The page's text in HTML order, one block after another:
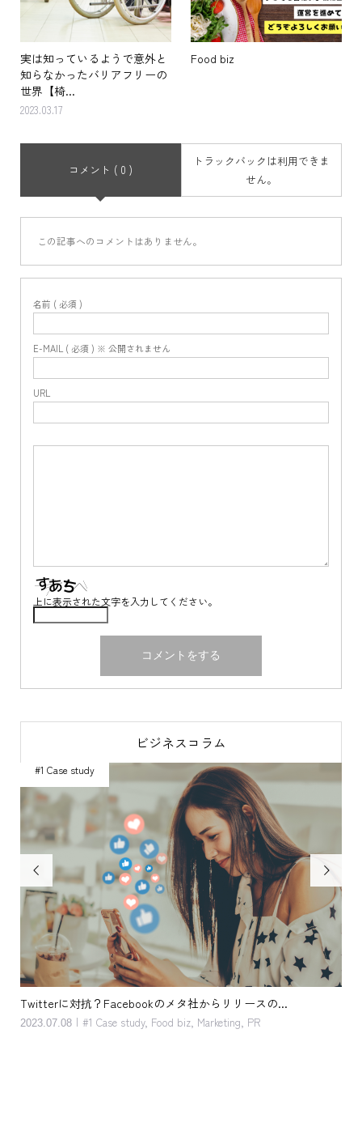
実は知っているようで意外と
知らなかったバリアフリーの
世界【椅...
2023.03.17
Food biz
コメント ( 0 )
トラックバックは利用できま
せん。
この記事へのコメントはありません。
名前 ( 必須 )
E-MAIL ( 必須 ) ※ 公開されません
URL
上に表示された文字を入力してください。
ビジネスコラム

Twitterに対抗？Facebookのメタ社からリリースの...
2023.07.08 #1 Case study, Food biz, Marketing, PR
#1 Case study
